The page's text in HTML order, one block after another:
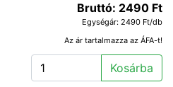
Bruttó: 2490 Ft
Egységár: 2490 Ft/db
Az ár tartalmazza az ÁFA-t!
Kosárba